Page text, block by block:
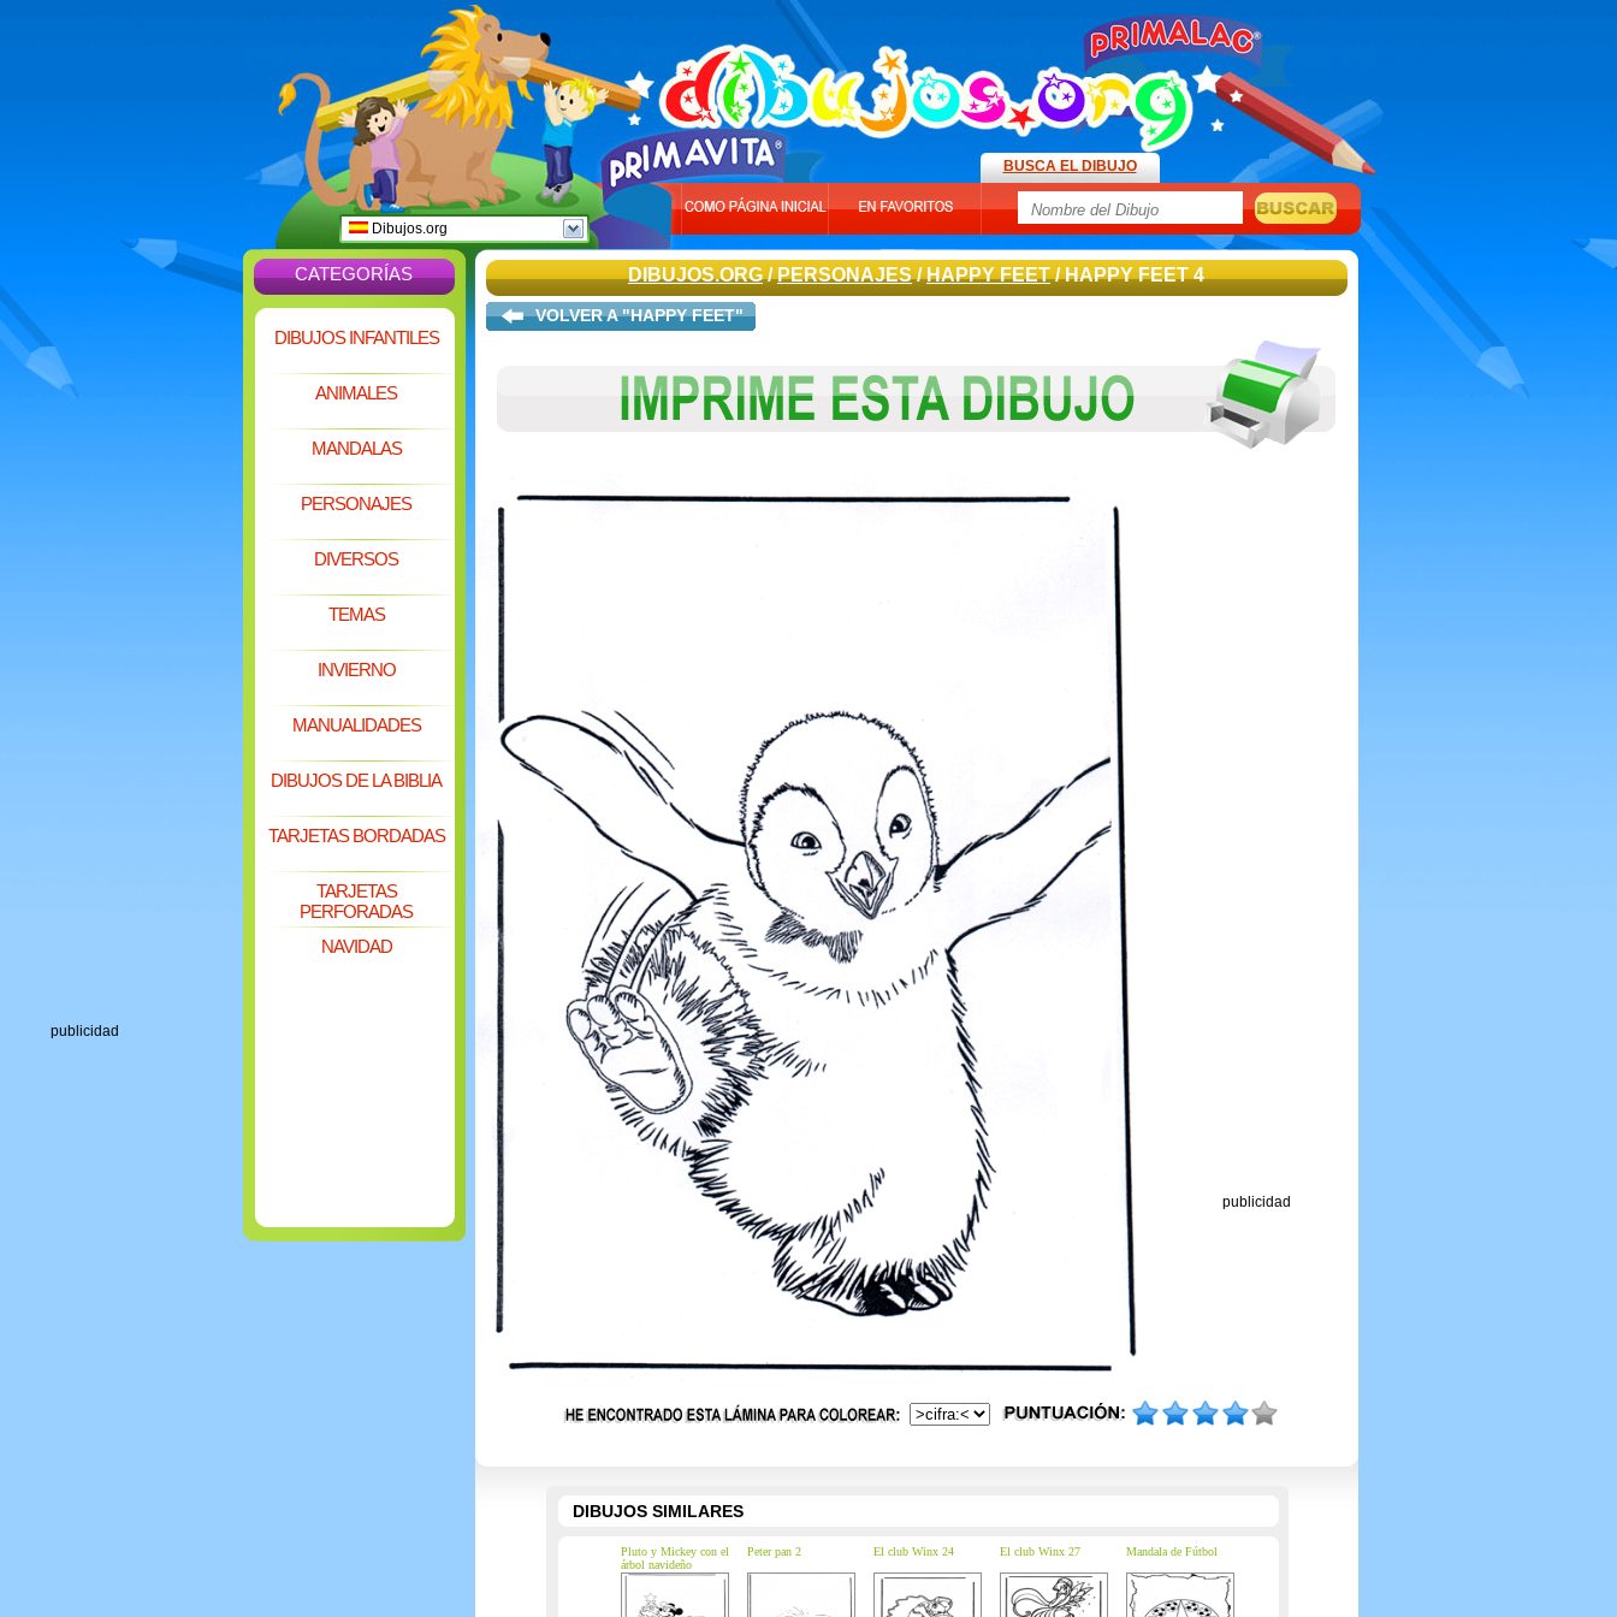
publicidad
Dibujos.org
BUSCA EL DIBUJO
CATEGORÍAS
DIBUJOS INFANTILES
ANIMALES
MANDALAS
PERSONAJES
DIVERSOS
TEMAS
INVIERNO
MANUALIDADES
DIBUJOS DE LA BIBLIA
TARJETAS BORDADAS
TARJETAS
PERFORADAS
NAVIDAD
DIBUJOS.ORG/PERSONAJES/HAPPY FEET/ HAPPY FEET 4
VOLVER A "HAPPY FEET"
publicidad
DIBUJOS SIMILARES
Pluto y Mickey con el
árbol navideño
Peter pan 2 El club Winx 24 El club Winx 27 Mandala de Fútbol